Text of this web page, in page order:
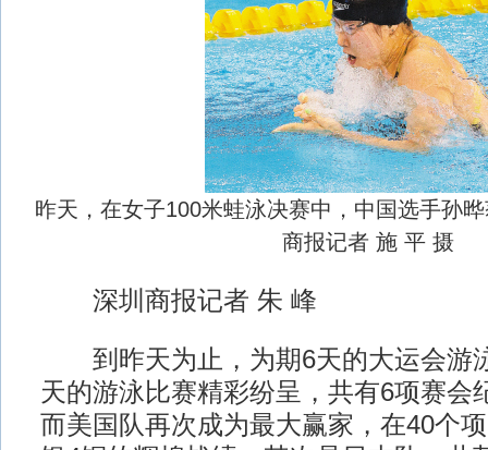
昨天，在女子100米蛙泳决赛中，中国选手孙
商报记者 施 平 摄
深圳商报记者 朱 峰
到昨天为止，为期6天的大运会游
天的游泳比赛精彩纷呈，共有6项赛会
而美国队再次成为最大赢家，在40个